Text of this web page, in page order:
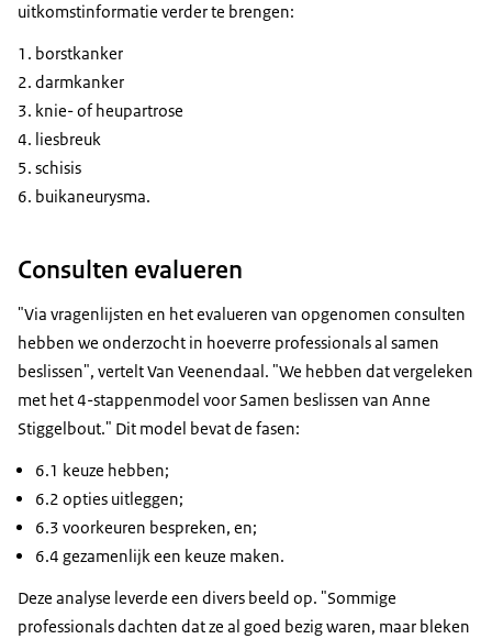
uitkomstinformatie verder te brengen:
borstkanker
darmkanker
knie- of heupartrose
liesbreuk
schisis
buikaneurysma.
Consulten evalueren
"Via vragenlijsten en het evalueren van opgenomen consulten
hebben we onderzocht in hoeverre professionals al samen
beslissen", vertelt Van Veenendaal. "We hebben dat vergeleken
met het 4-stappenmodel voor Samen beslissen van Anne
Stiggelbout." Dit model bevat de fasen:
6.1 keuze hebben;
6.2 opties uitleggen;
6.3 voorkeuren bespreken, en;
6.4 gezamenlijk een keuze maken.
Deze analyse leverde een divers beeld op. "Sommige
professionals dachten dat ze al goed bezig waren, maar bleken